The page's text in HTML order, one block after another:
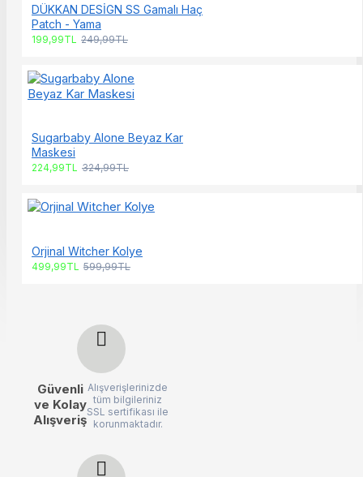
DÜKKAN DESİGN SS Gamalı Haç
Patch - Yama
199,99TL 249,99TL
Sugarbaby Alone Beyaz Kar
Maskesi
224,99TL 324,99TL
Orjinal Witcher Kolye
499,99TL 599,99TL
Güvenli
ve Kolay
Alışveriş
Alışverişlerinizde
tüm bilgileriniz
SSL sertifikası ile
korunmaktadır.